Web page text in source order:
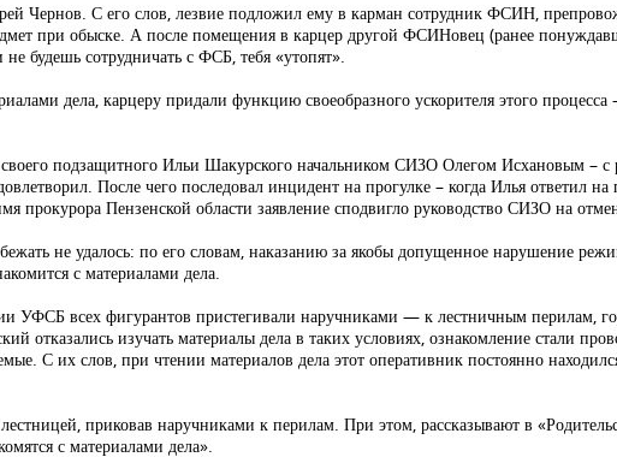
Чернов. С его слов, лезвие подложил ему в карман сотрудник ФСИН,
при обыске. А после помещения в карцер другой ФСИНовец (ранее
будешь сотрудничать с ФСБ, тебя «утопят».
дела, карцеру придали функцию своеобразного ускорителя этого
подзащитного Ильи Шакурского начальником СИЗО Олегом Исхановым – с
После чего последовал инцидент на прогулке – когда Илья ответил
прокурора Пензенской области заявление сподвигло руководство СИЗО на
не удалось: по его словам, наказанию за якобы допущенное нарушение
с материалами дела.
УФСБ всех фигурантов пристегивали наручниками — к лестничным перилам,
отказались изучать материалы дела в таких условиях, ознакомление стали
С их слов, при чтении материалов дела этот оперативник постоянно
приковав наручниками к перилам. При этом, рассказывают в
с материалами дела».